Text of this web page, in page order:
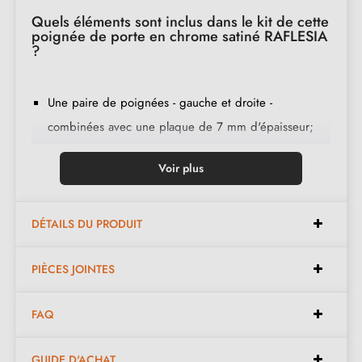
Quels éléments sont inclus dans le kit de cette
poignée de porte en chrome satiné RAFLESIA
?
Une paire de poignées - gauche et droite -
combinées avec une plaque de 7 mm d'épaisseur;
2 adaptateurs de montage;
1 tige de 8mm et de 7mm de diamètre
porte);
poignées aux adaptateurs);
Instruction de montage en français;
Voir plus
DÉTAILS DU PRODUIT
PIÈCES JOINTES
FAQ